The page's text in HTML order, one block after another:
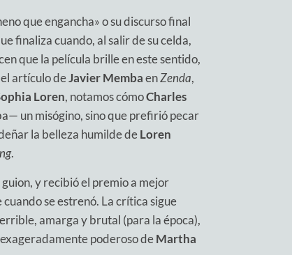
que engancha» o su discurso final
finaliza cuando, al salir de su celda,
que la película brille en este sentido,
artículo deJavier MembaenZenda,
Loren, notamos cómoCharles
un misógino, sino que prefirió pecar
la belleza humilde deLoren
.
y recibió el premio a mejor
se estrenó. La crítica sigue
amarga y brutal (para la época),
poderoso deMartha